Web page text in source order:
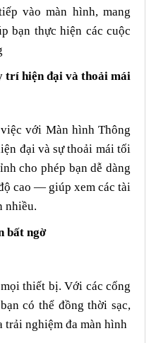
vào màn hình, mang
bạn thực hiện các cuộc
trí hiện đại và thoải mái
với Màn hình Thông
đại và sự thoải mái tối
cho phép bạn dễ dàng
cao — giúp xem các tài
nhiều.
bất ngờ
thiết bị. Với các cổng
có thể đồng thời sạc,
nghiệm đa màn hình